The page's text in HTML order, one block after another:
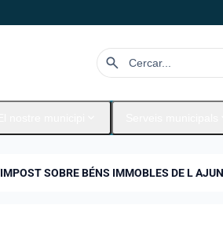
search
SOBRE BÉNS IMMOBLES DE L